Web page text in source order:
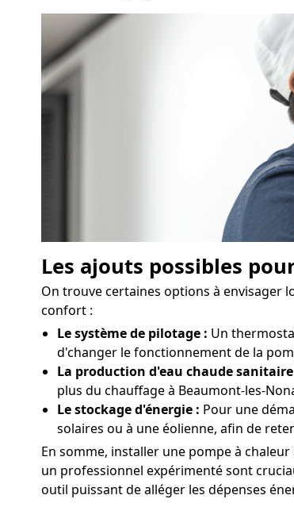
Les ajouts possibles
On trouve certaines options à envisager
confort :
Le système de pilotage : Un
d'changer le fonctionnement de la
La production d'eau chaude
plus du chauffage à Beaumont-les-
Le stockage d'énergie : Pour une
solaires ou à une éolienne, afin de
En somme, installer une pompe à
un professionnel expérimenté sont
outil puissant de alléger les dépenses